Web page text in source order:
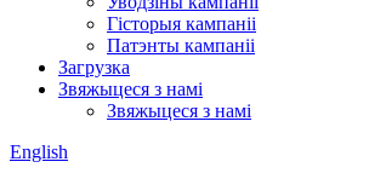
Гісторыя кампаніі
Патэнты кампаніі
Загрузка
Звяжыцеся з намі
Звяжыцеся з намі
English